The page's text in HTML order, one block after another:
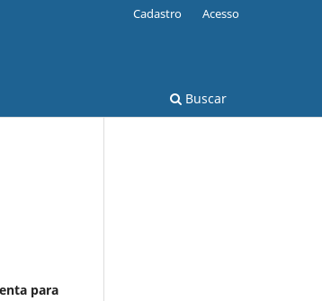
Buscar
Cadastro Acesso
para